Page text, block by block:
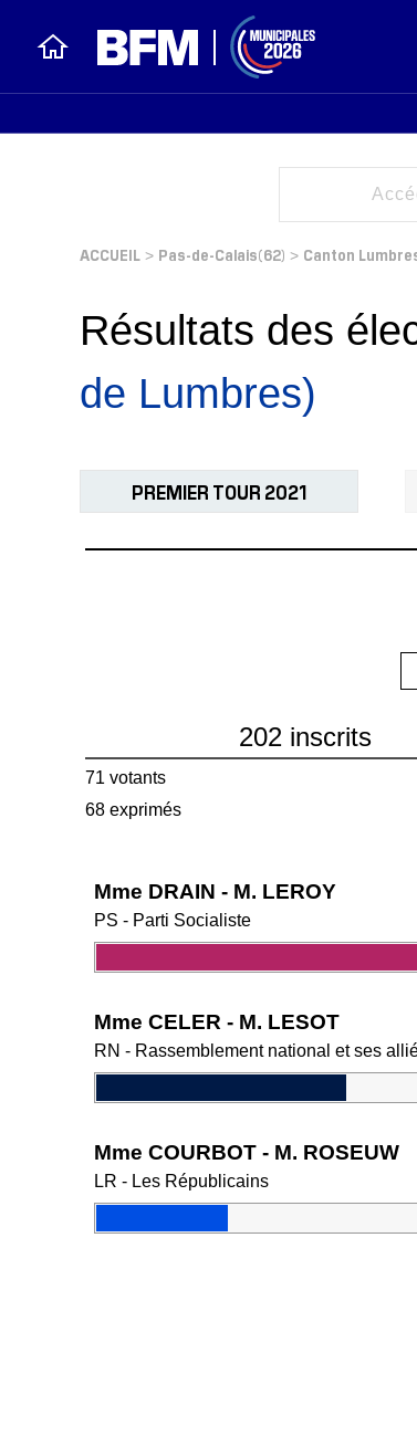
ACCUEIL > Pas-de-Calais(62) > Canton
Résultats des
de Lumbres)
PREMIER TOUR 2021
202 inscrits
71 votants
68 exprimés
Mme DRAIN - M. LEROY
PS - Parti Socialiste
Mme CELER - M. LESOT
RN - Rassemblement national et ses
Mme COURBOT - M. ROSEUW
LR - Les Républicains